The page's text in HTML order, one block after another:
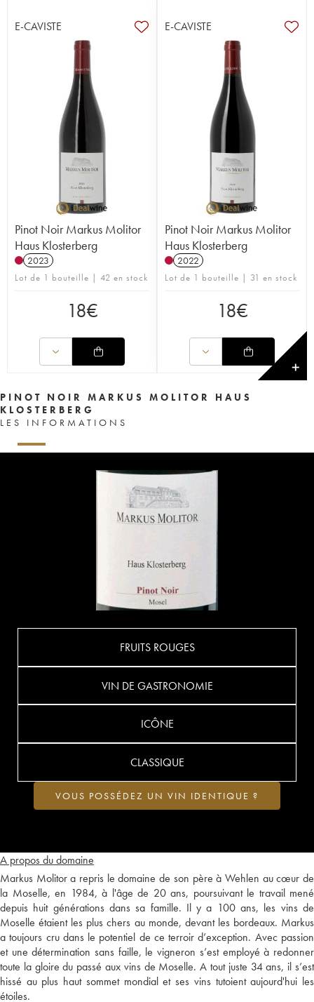
E-CAVISTE
Pinot Noir Markus Molitor
Haus Klosterberg
2023
Lot de 1 bouteille | 42 en stock
18€
E-CAVISTE
Pinot Noir Markus Molitor
Haus Klosterberg
2022
Lot de 1 bouteille | 31 en stock
18€
✕
PINOT NOIR MARKUS MOLITOR HAUS
KLOSTERBERG
LES INFORMATIONS
A propos du domaine
Markus Molitor a repris le domaine de son père à Wehlen au cœur de
la Moselle, en 1984, à l'âge de 20 ans, poursuivant le travail mené
depuis huit générations dans sa famille. Il y a 100 ans, les vins de
Moselle étaient les plus chers au monde, devant les bordeaux. Markus
a toujours cru dans le potentiel de ce terroir d’exception. Avec passion
et une détermination sans faille, le vigneron s’est employé à redonner
toute la gloire du passé aux vins de Moselle. A tout juste 34 ans, il s’est
hissé au plus haut sommet mondial et ses vins tutoient aujourd'hui les
étoiles.
FRUITS ROUGES
VIN DE GASTRONOMIE
ICÔNE
CLASSIQUE
VOUS POSSÉDEZ UN VIN IDENTIQUE ?